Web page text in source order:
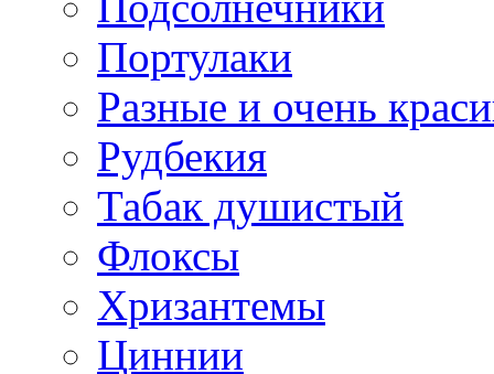
Портулаки
Разные и очень
Рудбекия
Табак душистый
Флоксы
Хризантемы
Циннии